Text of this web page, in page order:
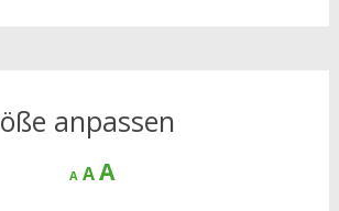
anpassen
A
Decrease
font
A Reset
AIncrease